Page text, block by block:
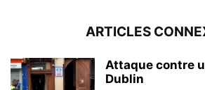
ARTICLES
Attaque contre
Dublin